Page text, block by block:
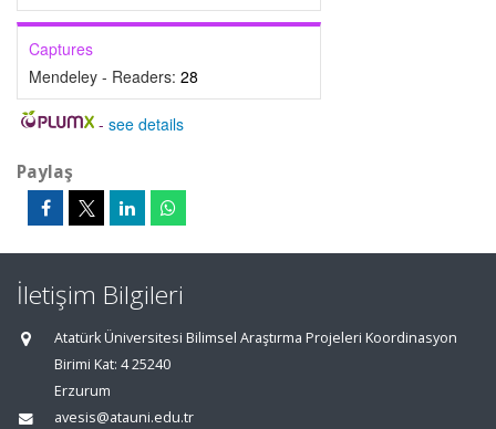
Captures
Mendeley - Readers: 28
- see details
Paylaş
İletişim Bilgileri
Atatürk Üniversitesi Bilimsel Araştırma Projeleri Koordinasyon
Birimi Kat: 4 25240
Erzurum
avesis@atauni.edu.tr